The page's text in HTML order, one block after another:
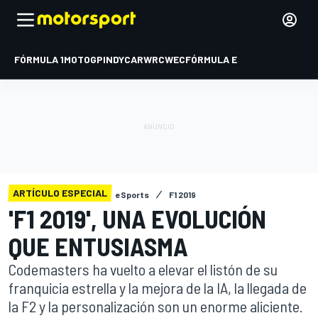
FÓRMULA 1MOTOGPINDYCARWRCWECFÓRMULA E
ARTÍCULO ESPECIAL eSports F1 2019
'F1 2019', UNA EVOLUCIÓN
QUE ENTUSIASMA
Codemasters ha vuelto a elevar el listón de su
franquicia estrella y la mejora de la IA, la llegada de
la F2 y la personalización son un enorme aliciente.